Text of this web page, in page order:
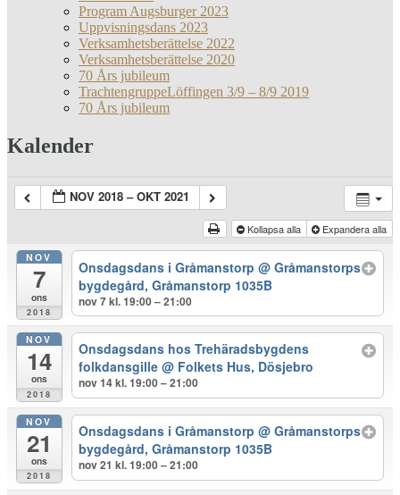
Program Augsburger 2023
Uppvisningsdans 2023
Verksamhetsberättelse 2022
Verksamhetsberättelse 2020
70 Års jubileum
TrachtengruppeLöffingen 3/9 – 8/9 2019
70 Års jubileum
Kalender
NOV 2018 – OKT 2021
Kollapsa alla Expandera alla
NOV
7
ons
2018
Onsdagsdans i Gråmanstorp@ Gråmanstorps
bygdegård, Gråmanstorp 1035B
nov 7 kl. 19:00 – 21:00
NOV
14
ons
2018
Onsdagsdans hos Trehäradsbygdens
folkdansgille@ Folkets Hus, Dösjebro
nov 14 kl. 19:00 – 21:00
NOV
21
ons
2018
Onsdagsdans i Gråmanstorp@ Gråmanstorps
bygdegård, Gråmanstorp 1035B
nov 21 kl. 19:00 – 21:00